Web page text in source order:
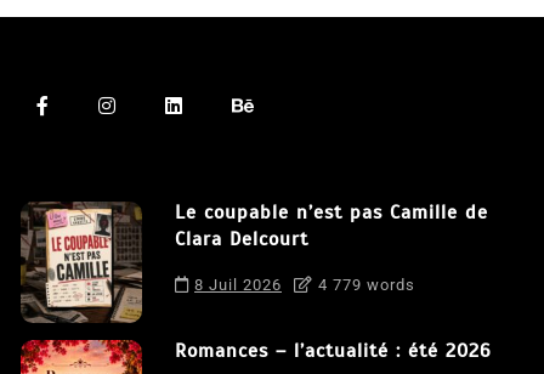
Le coupable n’est pas Camille de
Clara Delcourt
8 Juil 2026 4 779 words
Romances – l’actualité : été 2026